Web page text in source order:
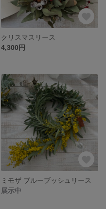
クリスマスリース
4,300円
ミモザ ブルーブッシュリース
展示中